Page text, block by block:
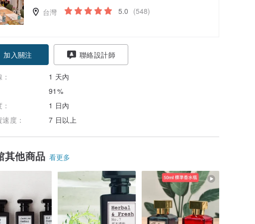
台灣 5.0 (548)
加入關注 聯絡設計師
1 天內
91%
1 日內
度：
7 日以上
其他商品 看更多